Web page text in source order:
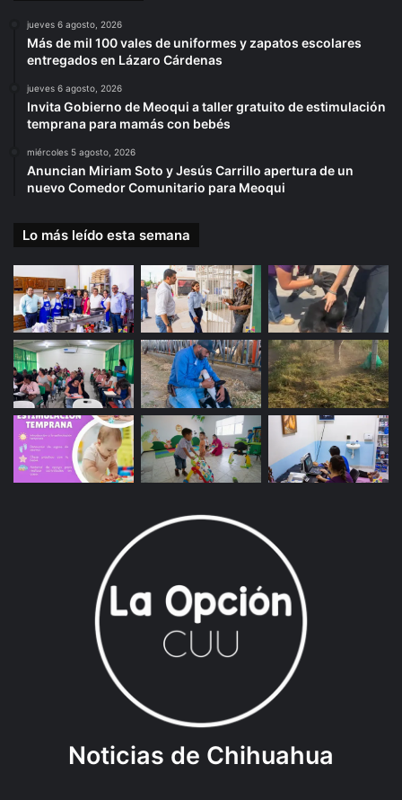
jueves 6 agosto, 2026
Más de mil 100 vales de uniformes y zapatos escolares
entregados en Lázaro Cárdenas
jueves 6 agosto, 2026
Invita Gobierno de Meoqui a taller gratuito de estimulación
temprana para mamás con bebés
miércoles 5 agosto, 2026
Anuncian Miriam Soto y Jesús Carrillo apertura de un
nuevo Comedor Comunitario para Meoqui
Lo más leído esta semana
Noticias de Chihuahua